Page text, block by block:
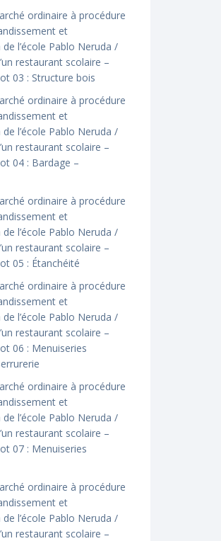
ordinaire à procédure
et
l’école Pablo Neruda /
restaurant scolaire –
03 : Structure bois
ordinaire à procédure
et
l’école Pablo Neruda /
restaurant scolaire –
04 : Bardage –
ordinaire à procédure
et
l’école Pablo Neruda /
restaurant scolaire –
05 : Étanchéité
ordinaire à procédure
et
l’école Pablo Neruda /
restaurant scolaire –
06 : Menuiseries
ordinaire à procédure
et
l’école Pablo Neruda /
restaurant scolaire –
07 : Menuiseries
ordinaire à procédure
et
l’école Pablo Neruda /
restaurant scolaire –